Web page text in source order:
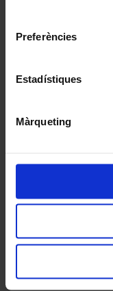
Preferències
Estadístiques
Màrqueting